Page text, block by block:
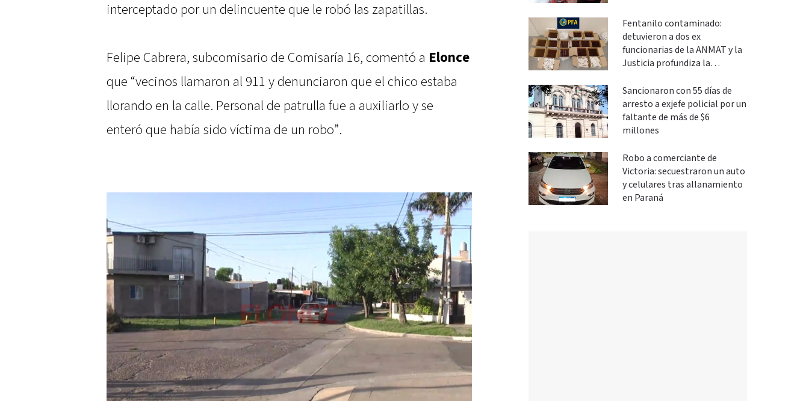
interceptado por un delincuente que le robó las zapatillas.
Felipe Cabrera, subcomisario de Comisaría 16, comentó a Elonce
que “vecinos llamaron al 911 y denunciaron que el chico estaba
llorando en la calle. Personal de patrulla fue a auxiliarlo y se
enteró que había sido víctima de un robo”.
Fentanilo contaminado:
detuvieron a dos ex
funcionarias de la ANMAT y la
Justicia profundiza la
Sancionaron con 55 días de
arresto a exjefe policial por un
faltante de más de $6
millones
Robo a comerciante de
Victoria: secuestraron un auto
y celulares tras allanamiento
en Paraná